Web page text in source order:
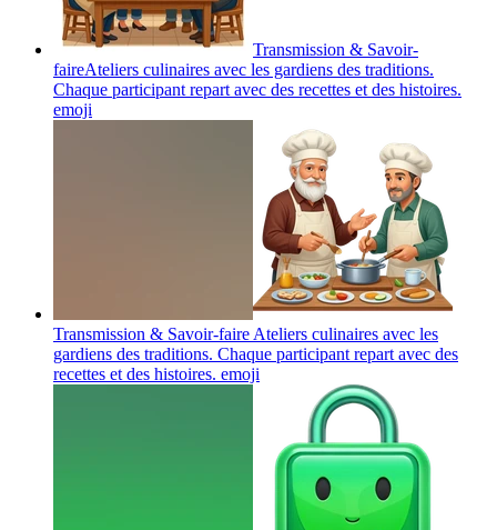
Transmission & Savoir-
faireAteliers culinaires avec les gardiens des traditions.
Chaque participant repart avec des recettes et des histoires.
emoji
Transmission & Savoir-faire Ateliers culinaires avec les
gardiens des traditions. Chaque participant repart avec des
recettes et des histoires. emoji